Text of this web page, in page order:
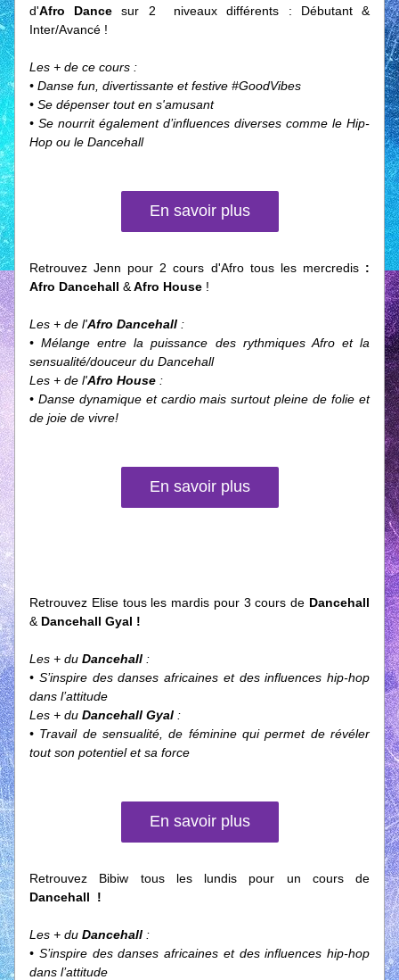
d'Afro Dance sur 2  niveaux différents : Débutant &
Inter/Avancé !
Les + de ce cours :
• Danse fun, divertissante et festive #GoodVibes
• Se dépenser tout en s'amusant
• Se nourrit également d’influences diverses comme le Hip-
Hop ou le Dancehall
En savoir plus
Retrouvez Jenn pour 2 cours d'Afro tous les mercredis :
Afro Dancehall & Afro House !
Les + de l'Afro Dancehall :
• Mélange entre la puissance des rythmiques Afro et la
sensualité/douceur du Dancehall
Les + de l'Afro House :
• Danse dynamique et cardio mais surtout pleine de folie et
de joie de vivre!
En savoir plus
Retrouvez Elise tous les mardis pour 3 cours de
& Dancehall Gyal !
Les + du Dancehall :
• S’inspire des danses africaines et des influences hip-hop
dans l’attitude
Les + du Dancehall Gyal :
• Travail de sensualité, de féminine qui permet de révéler
tout son potentiel et sa force
En savoir plus
Dancehall  !
Les + du Dancehall :
• S’inspire des danses africaines et des influences hip-hop
dans l’attitude